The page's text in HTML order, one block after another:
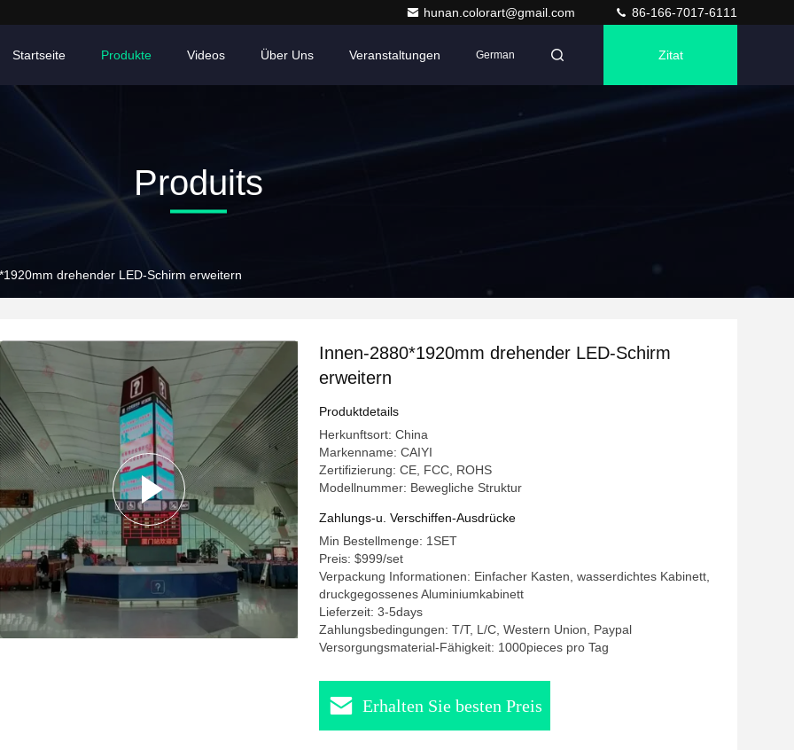
hunan.colorart@gmail.com 86-166-7017-6111
Startseite Produkte Videos Über Uns Veranstaltungen German Zitat
Produits
drehender LED-Schirm erweitern
Innen-2880*1920mm drehender LED-Schirm
erweitern
Produktdetails
Herkunftsort: China
Markenname: CAIYI
Zertifizierung: CE, FCC, ROHS
Modellnummer: Bewegliche Struktur
Zahlungs-u. Verschiffen-Ausdrücke
Min Bestellmenge: 1SET
Preis: $999/set
Verpackung Informationen: Einfacher Kasten, wasserdichtes Kabinett,
druckgegossenes Aluminiumkabinett
Lieferzeit: 3-5days
Zahlungsbedingungen: T/T, L/C, Western Union, Paypal
Versorgungsmaterial-Fähigkeit: 1000pieces pro Tag
Erhalten Sie besten Preis